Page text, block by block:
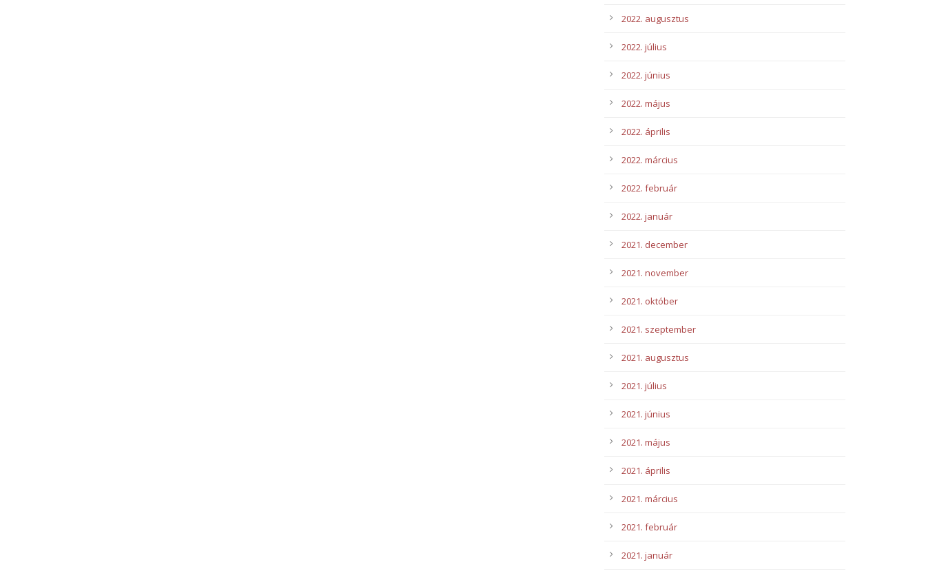
2022. augusztus
2022. július
2022. június
2022. május
2022. április
2022. március
2022. február
2022. január
2021. december
2021. november
2021. október
2021. szeptember
2021. augusztus
2021. július
2021. június
2021. május
2021. április
2021. március
2021. február
2021. január